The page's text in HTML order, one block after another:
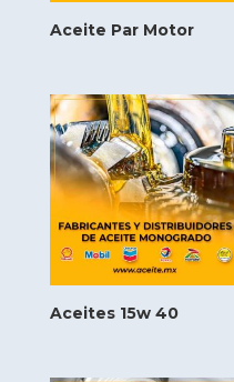
Aceite Par Motor
Aceites 15w 40